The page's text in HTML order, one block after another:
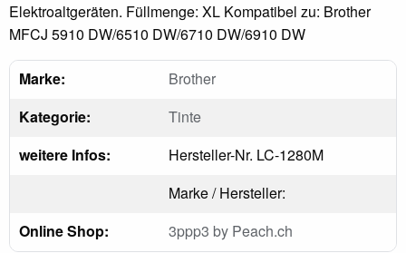
Elektroaltgeräten. Füllmenge: XL Kompatibel zu: Brother
MFCJ 5910 DW/6510 DW/6710 DW/6910 DW
Marke:
Brother
Kategorie:
Tinte
weitere Infos:
Hersteller-Nr. LC-1280M
Marke / Hersteller:
Online Shop:
3ppp3 by Peach.ch